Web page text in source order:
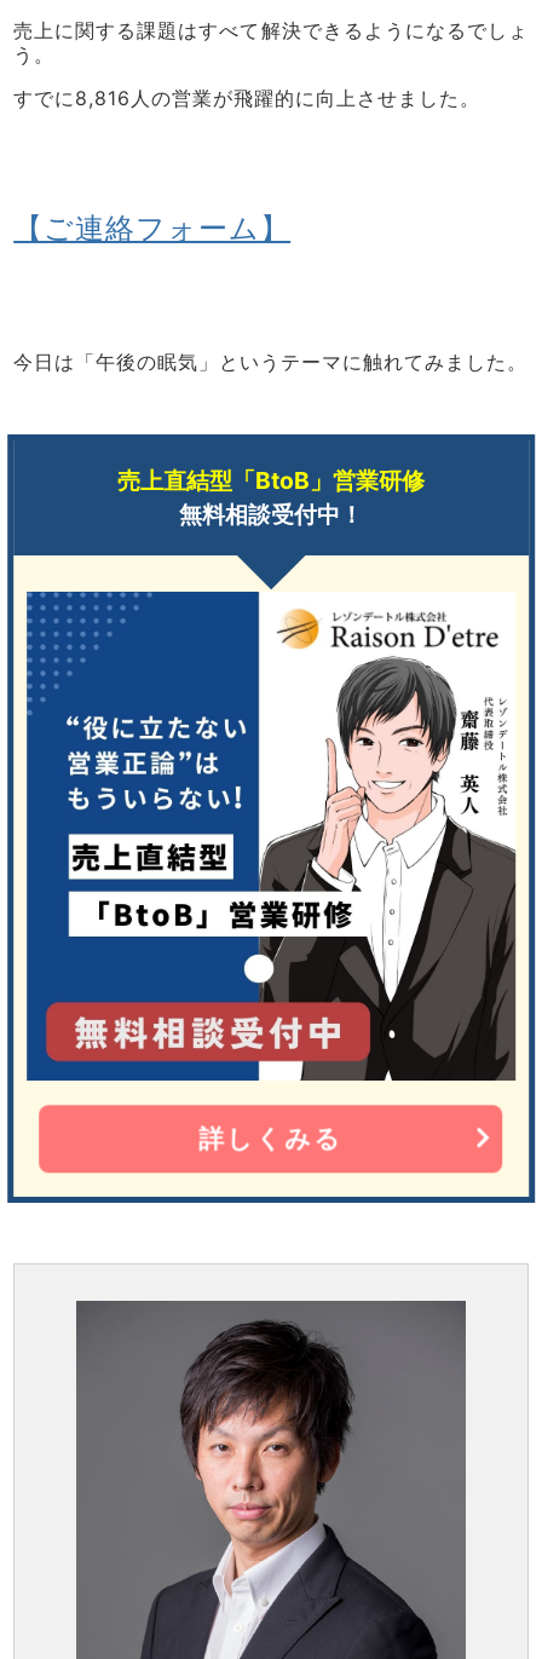
売上に関する課題はすべて解決できるようになるでしょ
う。
すでに8,816人の営業が飛躍的に向上させました。
【ご連絡フォーム】
今日は「午後の眠気」というテーマに触れてみました。
売上直結型「BtoB」営業研修
無料相談受付中！
詳しくみる